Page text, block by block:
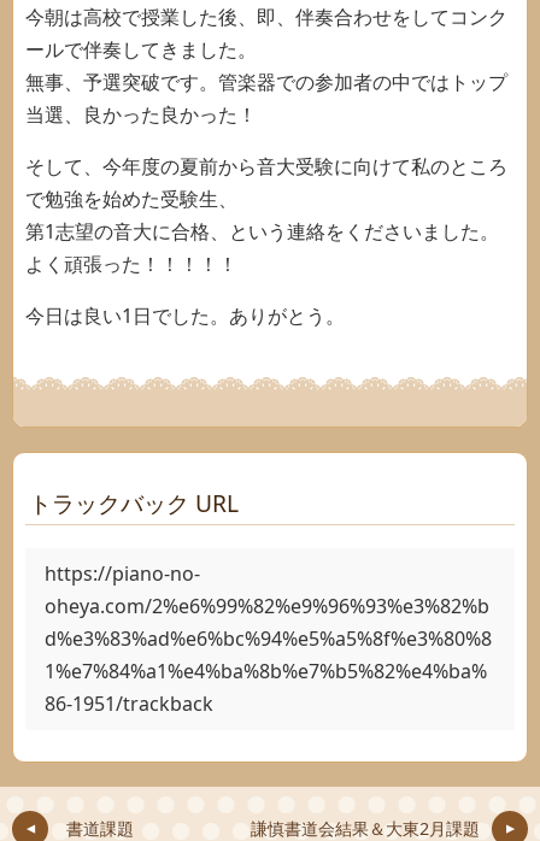
今朝は高校で授業した後、即、伴奏合わせをしてコンク
ールで伴奏してきました。
無事、予選突破です。管楽器での参加者の中ではトップ
当選、良かった良かった！
そして、今年度の夏前から音大受験に向けて私のところ
で勉強を始めた受験生、
第1志望の音大に合格、という連絡をくださいました。
よく頑張った！！！！！
今日は良い1日でした。ありがとう。
トラックバック URL
https://piano-no-
oheya.com/2%e6%99%82%e9%96%93%e3%82%b
d%e3%83%ad%e6%bc%94%e5%a5%8f%e3%80%8
1%e7%84%a1%e4%ba%8b%e7%b5%82%e4%ba%
86-1951/trackback
書道課題 謙慎書道会結果＆大東2月課題